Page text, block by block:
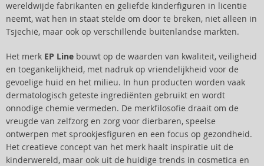
wereldwijde fabrikanten en geliefde kinderfiguren in licentie
neemt, wat hen in staat stelde om door te breken, niet alleen in
Tsjechië, maar ook op verschillende buitenlandse markten.
Het merk EP Line bouwt op de waarden van kwaliteit, veiligheid
en toegankelijkheid, met nadruk op vriendelijkheid voor de
gevoelige huid en het milieu. In hun producten worden vaak
dermatologisch geteste ingrediënten gebruikt en wordt
onnodige chemie vermeden. De merkfilosofie draait om de
vreugde van zelfzorg en zorg voor dierbaren, speelse
ontwerpen met sprookjesfiguren en een focus op gezondheid.
Het creatieve concept van het merk haalt inspiratie uit de
kinderwereld, maar ook uit de huidige trends in cosmetica en